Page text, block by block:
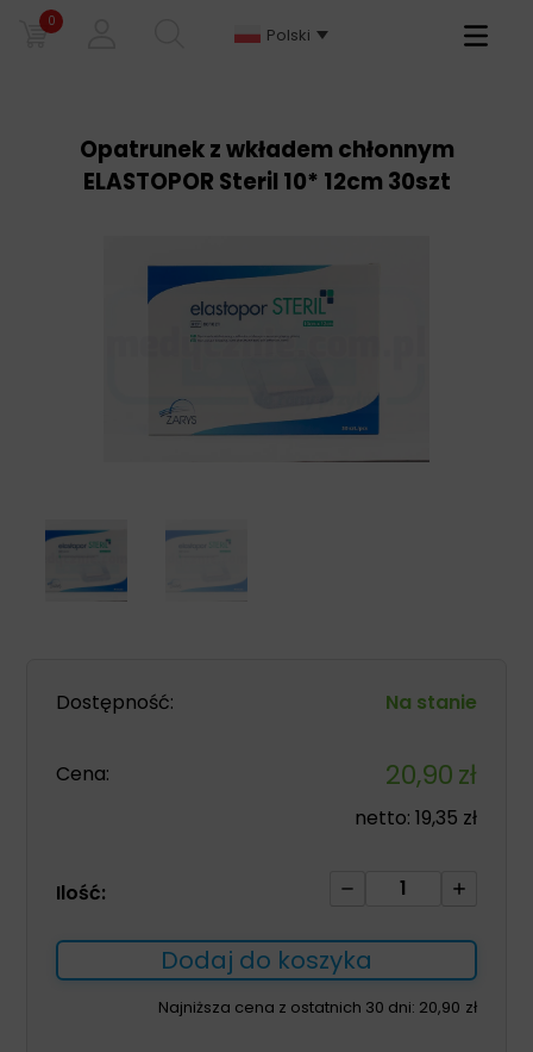
0
Polski
Primary
Opatrunek z wkładem chłonnym
ELASTOPOR Steril 10* 12cm 30szt
Dostępność: Na stanie
Cena: 20,90zł
netto: 19,35 zł
Ilość:
ilość
z
wkładem
chłonnym
Dodaj do koszyka
Najniższa cena z ostatnich 30 dni: 20,90 zł